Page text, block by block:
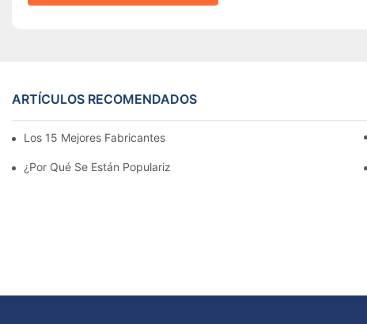
ARTÍCULOS RECOMENDADOS
Los 15 Mejores Fabricantes De Farolas Solares Del Mundo
¿Por Qué Se Están Popularizando Las Farolas Solares?